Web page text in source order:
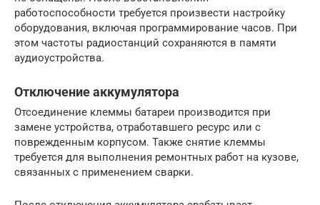
работоспособности требуется произвести настройку
оборудования, включая программирование часов. При
этом частоты радиостанций сохраняются в памяти
аудиоустройства.
Отключение аккумулятора
Отсоединение клеммы батареи производится при
замене устройства, отработавшего ресурс или с
поврежденным корпусом. Также снятие клеммы
требуется для выполнения ремонтных работ на кузове,
связанных с применением сварки.